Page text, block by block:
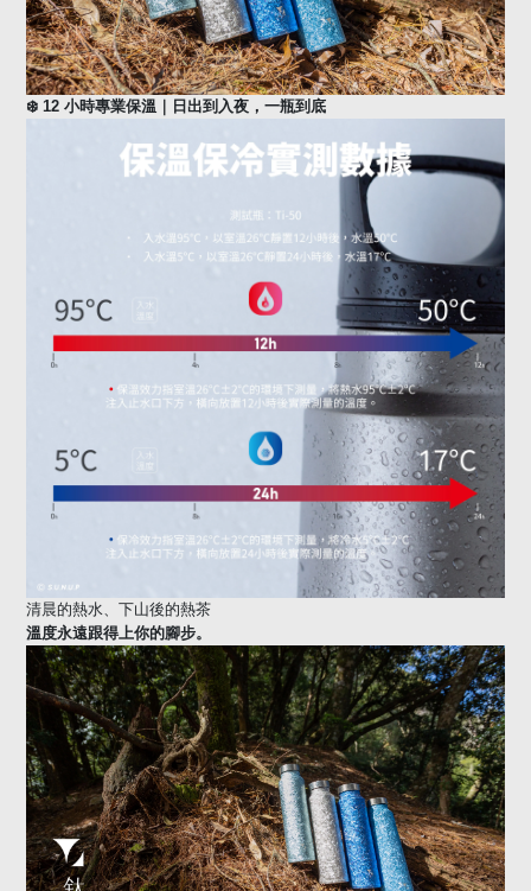
❄️ 12 小時專業保溫｜日出到入夜，一瓶到底
清晨的熱水、下山後的熱茶
溫度永遠跟得上你的腳步。